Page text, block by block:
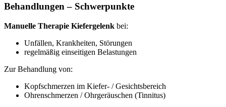
Behandlungen – Schwerpunkte
Manuelle Therapie Kiefergelenk bei:
Unfällen, Krankheiten, Störungen
regelmäßig einseitigen Belastungen
Zur Behandlung von:
Kopfschmerzen im Kiefer- / Gesichtsbereich
Ohrenschmerzen / Ohrgeräuschen (Tinnitus)